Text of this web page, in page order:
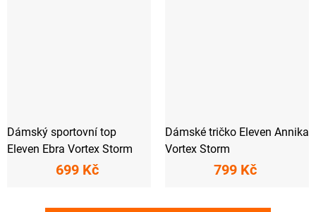
Dámský sportovní top
Eleven Ebra Vortex Storm
699 Kč
Dámské tričko Eleven Annika
Vortex Storm
799 Kč